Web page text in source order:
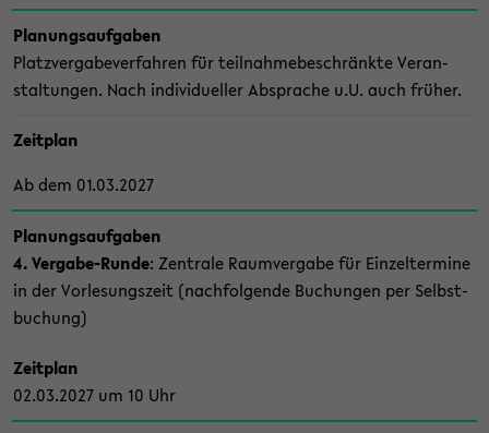
Pla­nungs­auf­ga­ben
Platz­ver­ga­be­ver­fah­ren für teil­nah­me­be­schränk­te Ver­an­
stal­tun­gen. Nach in­di­vi­du­el­ler Ab­spra­che u.U. auch frü­her.
Zeit­plan
Ab dem 01.03.2027
Pla­nungs­auf­ga­ben
4. Vergabe-​Runde: Zen­tra­le Raum­ver­ga­be für Ein­zel­ter­mi­ne
in der Vor­le­sungs­zeit (nach­fol­gen­de Bu­chun­gen per Selbst­
bu­chung)
Zeit­plan
02.03.2027 um 10 Uhr